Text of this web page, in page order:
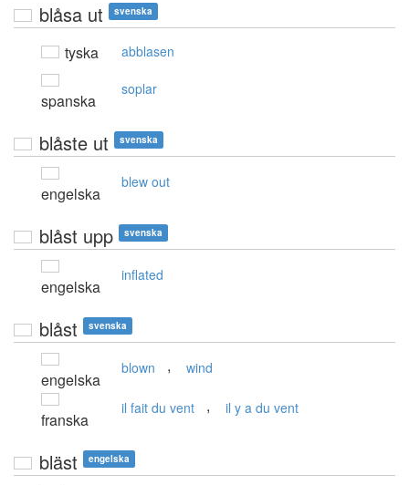
blåsa ut svenska
tyska abblasen
spanska
soplar
blåste ut svenska
engelska
blew out
blåst upp svenska
engelska
inflated
blåst svenska
engelska
blown , wind
franska
il fait du vent , il y a du vent
bläst engelska